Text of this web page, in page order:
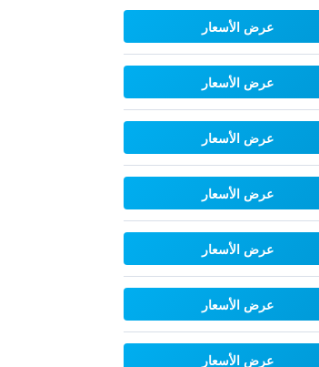
عرض الأسعار
عرض الأسعار
عرض الأسعار
عرض الأسعار
عرض الأسعار
عرض الأسعار
عرض الأسعار